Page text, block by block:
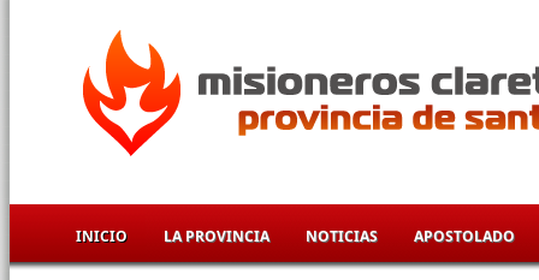
INICIO LA PROVINCIA NOTICIAS APOSTOLADO